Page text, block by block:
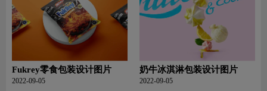
Fukrey零食包装设计图片
2022-09-05
奶牛冰淇淋包装设计图片
2022-09-05